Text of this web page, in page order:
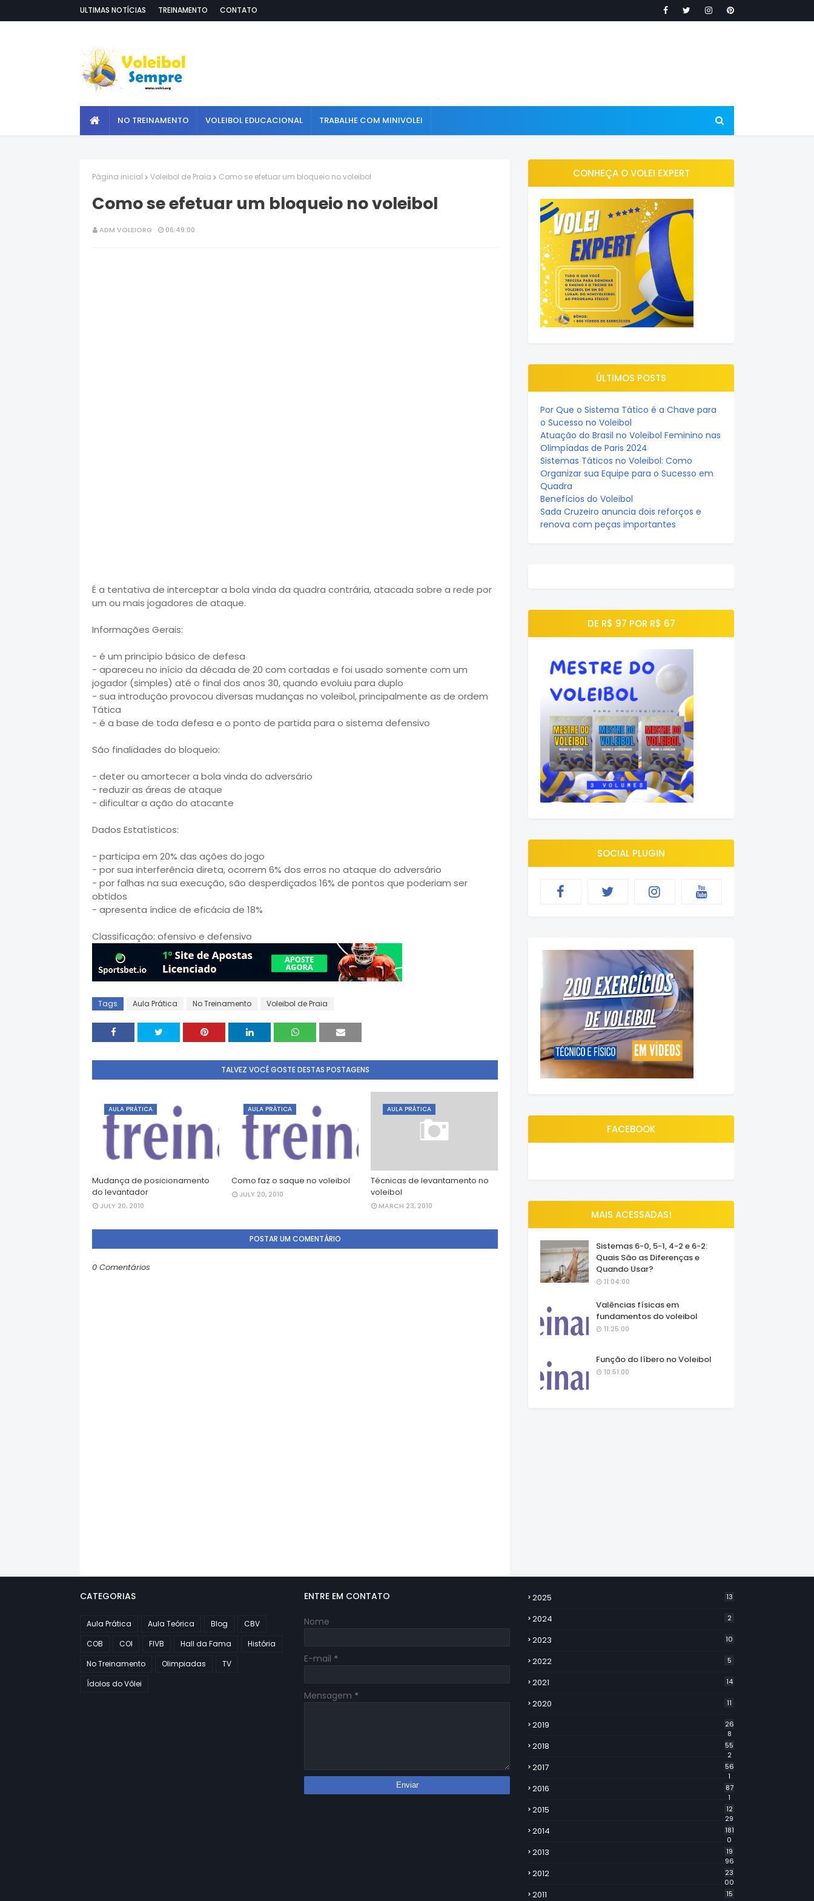
ULTIMAS NOTÍCIAS TREINAMENTO CONTATO
NO TREINAMENTO VOLEIBOL EDUCACIONAL TRABALHE COM MINIVOLEI
Página inicial Voleibol de Praia Como se efetuar um bloqueio no voleibol
Como se efetuar um bloqueio no voleibol
ADM VOLEIORG 06:49:00
É a tentativa de interceptar a bola vinda da quadra contrária, atacada sobre a rede por
um ou mais jogadores de ataque.
Informações Gerais:
- é um princípio básico de defesa
- apareceu no início da década de 20 com cortadas e foi usado somente com um
jogador (simples) até o final dos anos 30, quando evoluiu para duplo
- sua introdução provocou diversas mudanças no voleibol, principalmente as de ordem
Tática
- é a base de toda defesa e o ponto de partida para o sistema defensivo
São finalidades do bloqueio:
- deter ou amortecer a bola vinda do adversário
- reduzir as áreas de ataque
- dificultar a ação do atacante
Dados Estatísticos:
- participa em 20% das ações do jogo
- por sua interferência direta, ocorrem 6% dos erros no ataque do adversário
- por falhas na sua execução, são desperdiçados 16% de pontos que poderiam ser
obtidos
- apresenta índice de eficácia de 18%
Classificação: ofensivo e defensivo
Tags Aula Prática No Treinamento Voleibol de Praia
TALVEZ VOCÊ GOSTE DESTAS POSTAGENS
AULA PRÁTICA
Mudança de posicionamento
do levantador
JULY 20, 2010
AULA PRÁTICA
Como faz o saque no voleibol
JULY 20, 2010
AULA PRÁTICA
Técnicas de levantamento no
voleibol
MARCH 23, 2010
POSTAR UM COMENTÁRIO
0 Comentários
CONHEÇA O VOLEI EXPERT
ÚLTIMOS POSTS
Por Que o Sistema Tático é a Chave para
o Sucesso no Voleibol
Atuação do Brasil no Voleibol Feminino nas
Olimpíadas de Paris 2024
Sistemas Táticos no Voleibol: Como
Organizar sua Equipe para o Sucesso em
Quadra
Benefícios do Voleibol
Sada Cruzeiro anuncia dois reforços e
renova com peças importantes
DE R$ 97 POR R$ 67
SOCIAL PLUGIN
FACEBOOK
MAIS ACESSADAS!
Sistemas 6-0, 5-1, 4-2 e 6-2:
Quais São as Diferenças e
Quando Usar?
11:04:00
Valências físicas em
fundamentos do voleibol
11:25:00
Função do líbero no Voleibol
10:51:00
CATEGORIAS
Aula Prática Aula Teórica Blog
CBV
COB
COI FIVB Hall da Fama
História
No Treinamento
Olimpiadas
TV
Ídolos do Vôlei
ENTRE EM CONTATO
Nome
E-mail *
Mensagem *
2025 13
2024 2
2023 10
2022 5
2021 14
2020 11
2019
26
8
2018
55
2
2017
56
1
2016
87
1
2015
12
29
2014
181
0
2013
19
96
2012
23
00
2011
15